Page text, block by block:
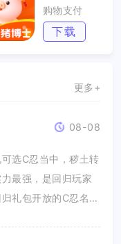
购物支付
下载
更多+
08-08
选C忍当中，秽土转
最强，是回归玩家
礼包开放的C忍名